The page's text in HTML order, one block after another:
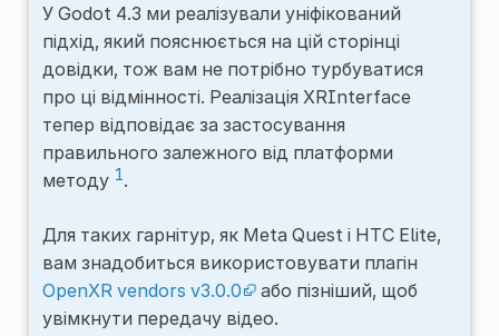
У Godot 4.3 ми реалізували уніфікований
підхід, який пояснюється на цій сторінці
довідки, тож вам не потрібно турбуватися
про ці відмінності. Реалізація XRInterface
тепер відповідає за застосування
правильного залежного від платформи
методу 1.
Для таких гарнітур, як Meta Quest і HTC Elite,
вам знадобиться використовувати плагін
OpenXR vendors v3.0.0
або пізніший, щоб
увімкнути передачу відео.